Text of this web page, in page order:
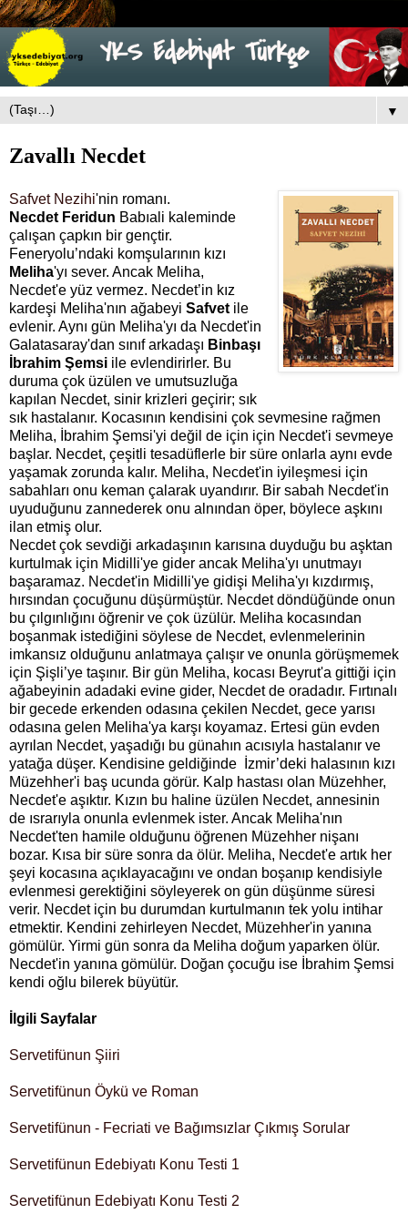
▼
Zavallı Necdet
Safvet Nezihi'nin romanı.
Necdet Feridun Babıali kaleminde
çalışan çapkın bir gençtir.
Feneryolu’ndaki komşularının kızı
Meliha'yı sever. Ancak Meliha,
Necdet'e yüz vermez. Necdet’in kız
kardeşi Meliha'nın ağabeyi Safvet ile
evlenir. Aynı gün Meliha'yı da Necdet'in
Galatasaray'dan sınıf arkadaşı Binbaşı
İbrahim Şemsi ile evlendirirler. Bu
duruma çok üzülen ve umutsuzluğa
kapılan Necdet, sinir krizleri geçirir; sık
sık hastalanır. Kocasının kendisini çok sevmesine rağmen
Meliha, İbrahim Şemsi'yi değil de için için Necdet'i sevmeye
başlar. Necdet, çeşitli tesadüflerle bir süre onlarla aynı evde
yaşamak zorunda kalır. Meliha, Necdet'in iyileşmesi için
sabahları onu keman çalarak uyandırır. Bir sabah Necdet'in
uyuduğunu zannederek onu alnından öper, böylece aşkını
ilan etmiş olur.
Necdet çok sevdiği arkadaşının karısına duyduğu bu aşktan
kurtulmak için Midilli'ye gider ancak Meliha'yı unutmayı
başaramaz. Necdet'in Midilli'ye gidişi Meliha'yı kızdırmış,
hırsından çocuğunu düşürmüştür. Necdet döndüğünde onun
bu çılgınlığını öğrenir ve çok üzülür. Meliha kocasından
boşanmak istediğini söylese de Necdet, evlenmelerinin
imkansız olduğunu anlatmaya çalışır ve onunla görüşmemek
için Şişli’ye taşınır. Bir gün Meliha, kocası Beyrut'a gittiği için
ağabeyinin adadaki evine gider, Necdet de oradadır. Fırtınalı
bir gecede erkenden odasına çekilen Necdet, gece yarısı
odasına gelen Meliha'ya karşı koyamaz. Ertesi gün evden
ayrılan Necdet, yaşadığı bu günahın acısıyla hastalanır ve
yatağa düşer. Kendisine geldiğinde İzmir’deki halasının kızı
Müzehher'i baş ucunda görür. Kalp hastası olan Müzehher,
Necdet'e aşıktır. Kızın bu haline üzülen Necdet, annesinin
de ısrarıyla onunla evlenmek ister. Ancak Meliha'nın
Necdet'ten hamile olduğunu öğrenen Müzehher nişanı
bozar. Kısa bir süre sonra da ölür. Meliha, Necdet'e artık her
şeyi kocasına açıklayacağını ve ondan boşanıp kendisiyle
evlenmesi gerektiğini söyleyerek on gün düşünme süresi
verir. Necdet için bu durumdan kurtulmanın tek yolu intihar
etmektir. Kendini zehirleyen Necdet, Müzehher'in yanına
gömülür. Yirmi gün sonra da Meliha doğum yaparken ölür.
Necdet'in yanına gömülür. Doğan çocuğu ise İbrahim Şemsi
kendi oğlu bilerek büyütür.
İlgili Sayfalar
Servetifünun Şiiri
Servetifünun Öykü ve Roman
Servetifünun - Fecriati ve Bağımsızlar Çıkmış Sorular
Servetifünun Edebiyatı Konu Testi 1
Servetifünun Edebiyatı Konu Testi 2